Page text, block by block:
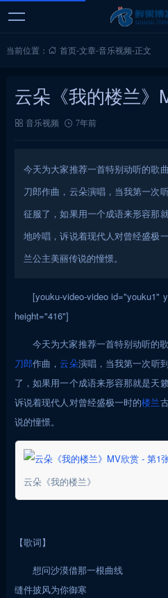
当前位置： 首页-文章-音乐视频-正文
云朵《我的楼兰》
音乐视频 7年前
今天为大家推荐一首特别动听的歌
刀郎作曲，云朵演唱，当我第一次
征服了，如果用一个成语来形容那
地吟唱，诉说着现代人对曾经盛极
兰公主美丽传说的憧憬。
[youku-video-video id="youku1"
height="416"]
今天为大家推荐一首特别动听的
刀郎作曲，云朵演唱，当我第一次听
了，如果用一个成语来形容那就是天
诉说着现代人对曾经盛极一时的楼兰
说的憧憬。
云朵《我的楼兰》
【歌词】
想问沙漠借那一根曲线
缝件披风为你御寒